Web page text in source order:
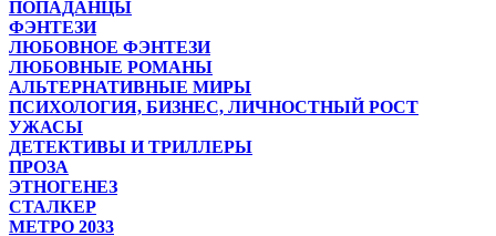
ПОПАДАНЦЫ
ФЭНТЕЗИ
ЛЮБОВНОЕ ФЭНТЕЗИ
ЛЮБОВНЫЕ РОМАНЫ
АЛЬТЕРНАТИВНЫЕ МИРЫ
ПСИХОЛОГИЯ, БИЗНЕС, ЛИЧНОСТНЫЙ РОСТ
УЖАСЫ
ДЕТЕКТИВЫ И ТРИЛЛЕРЫ
ПРОЗА
ЭТНОГЕНЕЗ
СТАЛКЕР
МЕТРО 2033